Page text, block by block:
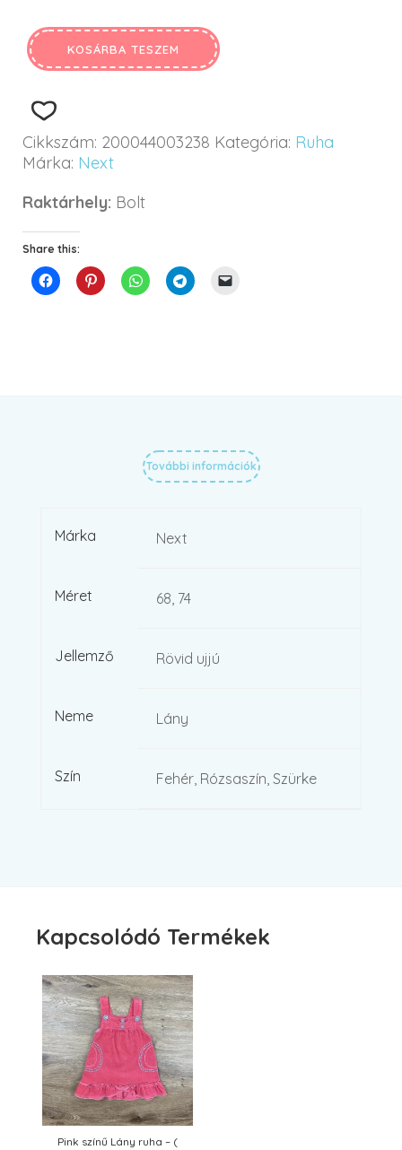
KOSÁRBA TESZEM
Cikkszám: 200044003238 Kategória: Ruha
Márka: Next
Raktárhely: Bolt
Share this:
További információk
Márka Next
Méret 68, 74
Jellemző Rövid ujjú
Neme Lány
Szín Fehér, Rózsaszín, Szürke
Kapcsolódó Termékek
Pink színű Lány ruha – (